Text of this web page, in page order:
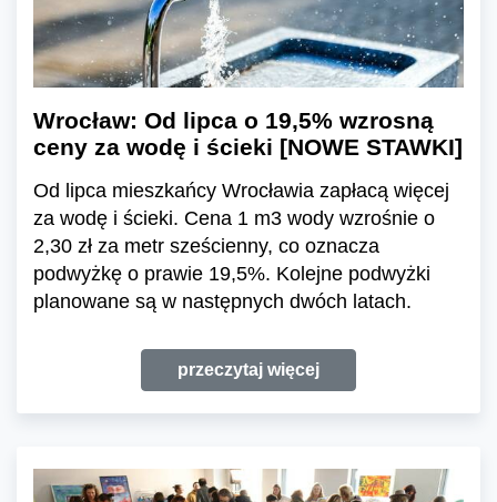
Wrocław: Od lipca o 19,5% wzrosną
ceny za wodę i ścieki [NOWE STAWKI]
Od lipca mieszkańcy Wrocławia zapłacą więcej
za wodę i ścieki. Cena 1 m3 wody wzrośnie o
2,30 zł za metr sześcienny, co oznacza
podwyżkę o prawie 19,5%. Kolejne podwyżki
planowane są w następnych dwóch latach.
przeczytaj więcej